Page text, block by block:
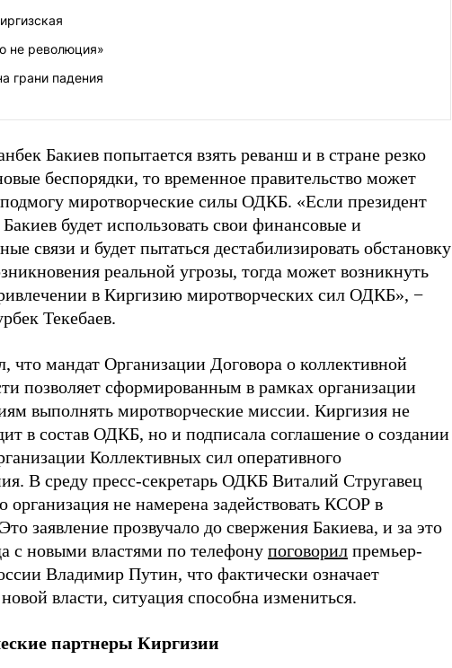
не революция»
грани падения
Бакиев попытается взять реванш и в стране резко
беспорядки, то временное правительство может
подмогу миротворческие силы ОДКБ. «Если президент
будет использовать свои финансовые и
связи и будет пытаться дестабилизировать обстановку
реальной угрозы, тогда может возникнуть
в Киргизию миротворческих сил ОДКБ», −
Текебаев.
что мандат Организации Договора о коллективной
позволяет сформированным в рамках организации
выполнять миротворческие миссии. Киргизия не
в состав ОДКБ, но и подписала соглашение о создании
Коллективных сил оперативного
В среду пресс-секретарь ОДКБ Виталий Стругавец
организация не намерена задействовать КСОР в
заявление прозвучало до свержения Бакиева, и за это
с новыми властями по телефону поговорил премьер-
Владимир Путин, что фактически означает
власти, ситуация способна измениться.
партнеры Киргизии